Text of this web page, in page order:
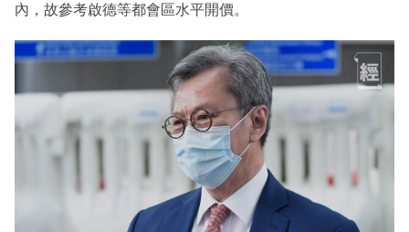
內，故參考啟德等都會區水平開價。